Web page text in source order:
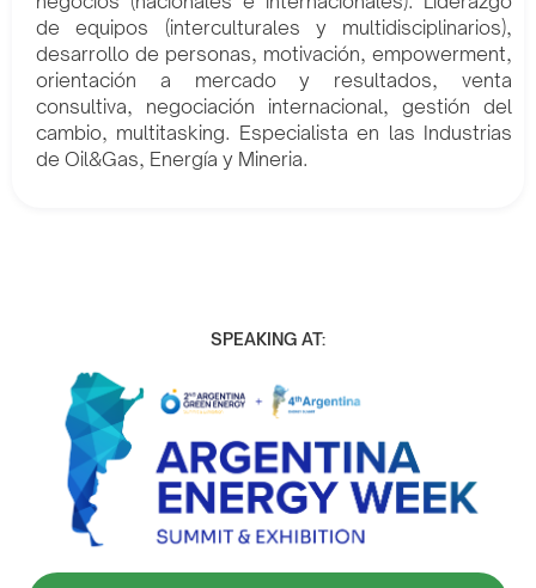
de equipos (interculturales y multidisciplinarios),
desarrollo de personas, motivación, empowerment,
orientación a mercado y resultados, venta
consultiva, negociación internacional, gestión del
cambio, multitasking. Especialista en las Industrias
de Oil&Gas, Energía y Mineria.
SPEAKING AT: